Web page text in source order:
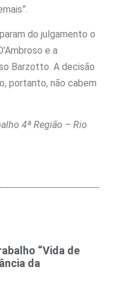
do julgamento o
e a
Barzotto. A decisão
portanto, não cabem
4ª Região – Rio
“Vida de
da